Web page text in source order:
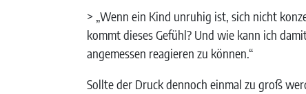
> „Wenn ein Kind unruhig ist, sich nicht
kommt dieses Gefühl? Und wie kann ich
angemessen reagieren zu können.“
Sollte der Druck dennoch einmal zu groß